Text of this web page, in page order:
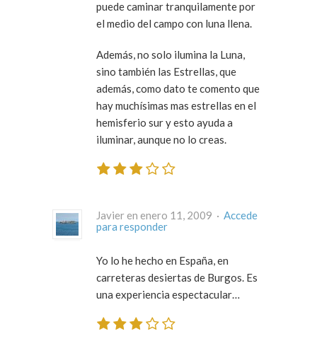
puede caminar tranquilamente por
el medio del campo con luna llena.
Además,no solo ilumina la Luna,
sino también las Estrellas, que
además, como dato te comento que
hay muchísimas mas estrellas en el
hemisferio sur y esto ayuda a
iluminar, aunque no lo creas.
Javier en enero 11, 2009 · Accede
para responder
Yo lo he hecho en España, en
carreteras desiertas de Burgos. Es
una experiencia espectacular…